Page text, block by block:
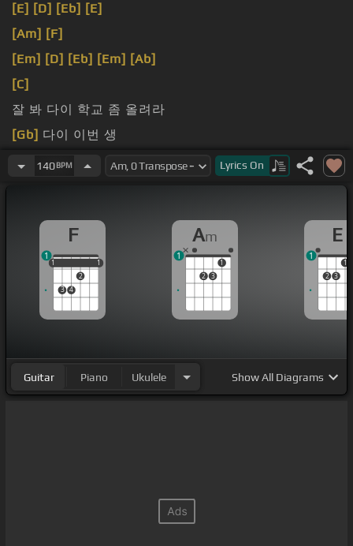
[E] [D] [Eb] [E]
[Am] [F]
[Em] [D] [Eb] [Em] [Ab]
[C]
잘 봐 다이 학교 좀 올려라
[Gb] 다이 이번 생
너 다이[F] 힙합 땡 랩스타 땡 랩퍼[Eb] [E]땡
땡 차트위[E]
140BPM Lyrics On
F
1
3 4
2
1
1 1
1
Am
2 3
1
1
E
2 3
1
1
Guitar Piano Ukulele ShowAll Diagrams